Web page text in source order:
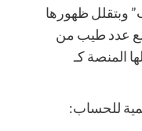
وبتقلل ظهورها
عدد طيب من
المنصة كـ
للحساب: